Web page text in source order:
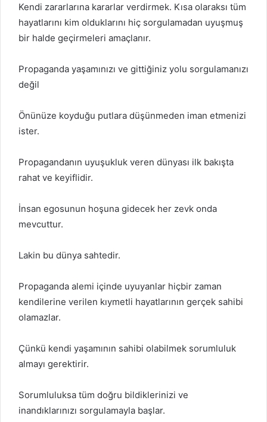
Kendi zararlarına kararlar verdirmek. Kısa olaraksı tüm
hayatlarını kim olduklarını hiç sorgulamadan uyuşmuş
bir halde geçirmeleri amaçlanır.
Propaganda yaşamınızı ve gittiğiniz yolu sorgulamanızı
değil
Önünüze koyduğu putlara düşünmeden iman etmenizi
ister.
Propagandanın uyuşukluk veren dünyası ilk bakışta
rahat ve keyiflidir.
İnsan egosunun hoşuna gidecek her zevk onda
mevcuttur.
Lakin bu dünya sahtedir.
Propaganda alemi içinde uyuyanlar hiçbir zaman
kendilerine verilen kıymetli hayatlarının gerçek sahibi
olamazlar.
Çünkü kendi yaşamının sahibi olabilmek sorumluluk
almayı gerektirir.
Sorumluluksa tüm doğru bildiklerinizi ve
inandıklarınızı sorgulamayla başlar.